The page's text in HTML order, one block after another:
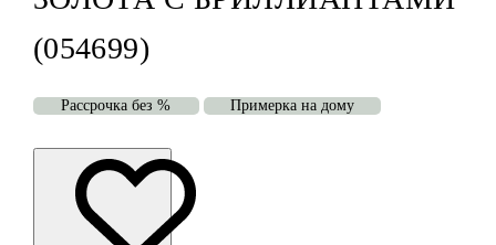
(054699)
Рассрочка без % Примерка на дому